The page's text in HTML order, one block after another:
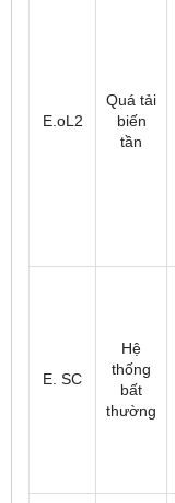
E.oL2
Quá tải
biến
tần
E. SC
Hệ
thống
bất
thường